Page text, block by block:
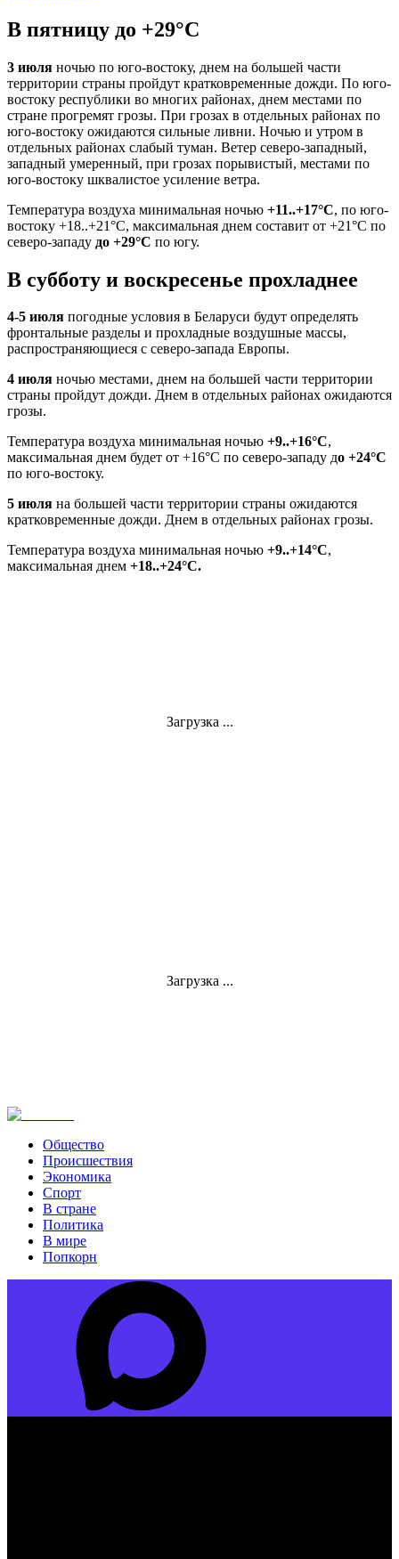
В пятницу до +29°С
3 июля ночью по юго-востоку, днем на большей части
территории страны пройдут кратковременные дожди. По юго-
востоку республики во многих районах, днем местами по
стране прогремят грозы. При грозах в отдельных районах по
юго-востоку ожидаются сильные ливни. Ночью и утром в
отдельных районах слабый туман. Ветер северо-западный,
западный умеренный, при грозах порывистый, местами по
юго-востоку шквалистое усиление ветра.
Температура воздуха минимальная ночью +11..+17°С, по юго-
востоку +18..+21°С, максимальная днем составит от +21°С по
северо-западу до +29°С по югу.
В субботу и воскресенье прохладнее
4-5 июля погодные условия в Беларуси будут определять
фронтальные разделы и прохладные воздушные массы,
распространяющиеся с северо-запада Европы.
4 июля ночью местами, днем на большей части территории
страны пройдут дожди. Днем в отдельных районах ожидаются
грозы.
Температура воздуха минимальная ночью +9..+16°С,
максимальная днем будет от +16°С по северо-западу до +24°С
по юго-востоку.
5 июля на большей части территории страны ожидаются
кратковременные дожди. Днем в отдельных районах грозы.
Температура воздуха минимальная ночью +9..+14°С,
максимальная днем +18..+24°С.
Загрузка ...
Загрузка ...
Общество
Происшествия
Экономика
Спорт
В стране
Политика
В мире
Попкорн